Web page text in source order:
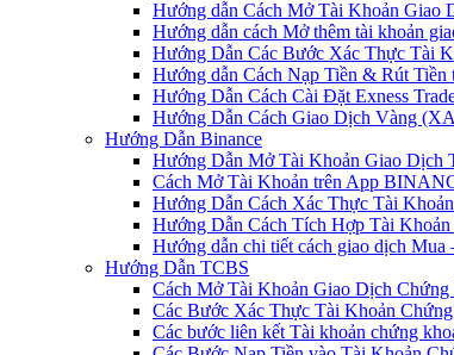
Hướng dẫn Cách Mở Tài Khoản Giao
Hướng dẫn cách Mở thêm tài khoản
Hướng Dẫn Các Bước Xác Thực Tài
Hướng dẫn Cách Nạp Tiền & Rút Tiền
Hướng Dẫn Cách Cài Đặt Exness
Hướng Dẫn Cách Giao Dịch Vàng
Hướng Dẫn Binance
Hướng Dẫn Mở Tài Khoản Giao Dịch
Cách Mở Tài Khoản trên App
Hướng Dẫn Cách Xác Thực Tài
Hướng Dẫn Cách Tích Hợp Tài Khoản
Hướng dẫn chi tiết cách giao dịch
Hướng Dẫn TCBS
Cách Mở Tài Khoản Giao Dịch
Các Bước Xác Thực Tài Khoản
Các bước liên kết Tài khoản chứng